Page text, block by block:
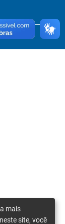
mais
site, você